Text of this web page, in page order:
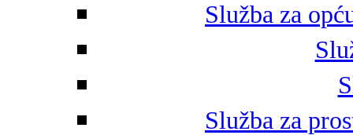
Služba za
Služba za